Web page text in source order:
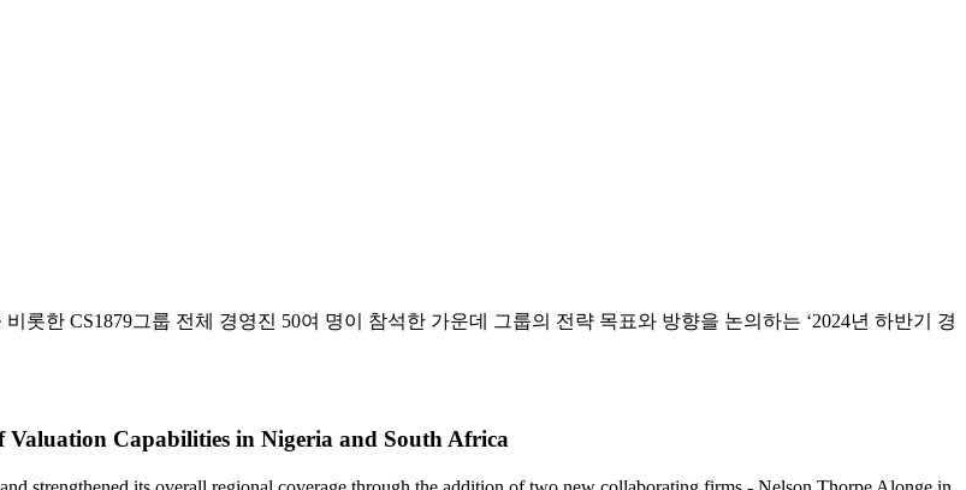
롯한 CS1879그룹 전체 경영진 50여 명이 참석한 가운데 그룹의 전략 목표와 방향을 논의하는 ‘2024년 하반기 경
Capabilities in Nigeria and South Africa